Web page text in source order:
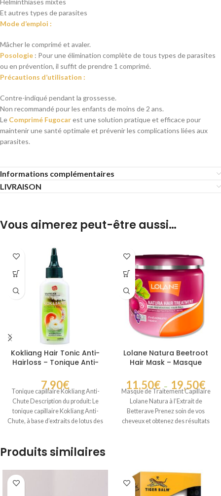
Helminthiases mixtes
Et autres types de parasites
Mode d’emploi :
Mâcher le comprimé et avaler.
Posologie : Pour une élimination complète de tous types de parasites
ou en prévention, il suffit de prendre 1 comprimé.
Précautions d’utilisation :
Contre-indiqué pendant la grossesse.
Non recommandé pour les enfants de moins de 2 ans.
Le Comprimé Fugocarest une solution pratique et efficace pour
maintenir une santé optimale et prévenir les complications liées aux
parasites.
Informations complémentaires
LIVRAISON
Vous aimerez peut-être aussi…
Kokliang Hair Tonic Anti-
Hairloss – Tonique Anti-
Cuir Chevelu 80 ml
7,90€
Tonique capillaire Kokliang Anti-
Chute Description du produit: Le
tonique capillaire Kokliang Anti-
Chute, à base d’extraits de lotus des
Lolane Natura Beetroot
Hair Mask – Masque
11,50€ – 19,50€
Masque de Traitement Capillaire
Lolane Natura à l’Extrait de
Betterave Prenez soin de vos
cheveux et obtenez des résultats
Produits similaires